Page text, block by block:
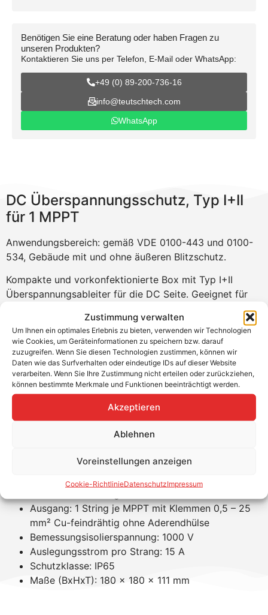
Zustimmung verwalten
Um Ihnen ein optimales Erlebnis zu bieten, verwenden wir Technologien
wie Cookies, um Geräteinformationen zu speichern bzw. darauf
zuzugreifen. Wenn Sie diesen Technologien zustimmen, können wir
Daten wie das Surfverhalten oder eindeutige IDs auf dieser Website
verarbeiten. Wenn Sie Ihre Zustimmung nicht erteilen oder zurückziehen,
können bestimmte Merkmale und Funktionen beeinträchtigt werden.
Akzeptieren
Ablehnen
Voreinstellungen anzeigen
Cookie-RichtlinieDatenschutzImpressum
Benötigen Sie eine Beratung oder haben Fragen zu
unseren Produkten?
Kontaktieren Sie uns per Telefon, E-Mail oder WhatsApp:
+49 (0) 89-200-736-16
info@teutschtech.com
WhatsApp
DC Überspannungsschutz, Typ I+II
für 1 MPPT
Anwendungsbereich: gemäß VDE 0100-443 und 0100-
534, Gebäude mit und ohne äußeren Blitzschutz.
Kompakte und vorkonfektionierte Box mit Typ I+II
Überspannungsableiter für die DC Seite. Geeignet für
WR mit bis zu 1 MPP bis 1000 V DC Spannung. Diese
Überspannungsbox hat je MPP Tracker 2 Klemmen mit
Federzugkontakten auf der Eingangs-und
Ausgangsseite. Hier werdenkeineAderendhülsen
benötigt. Dadurch ist die Kontaktfläche noch größer und
der Übergangswiderstand gering.
Wird vorübergehend in einem anderen Gehäuse
ausgeliefert!
Ableiterelement vom Typ I+II für 1 MPP Tracker
Eingang: 2 Strings je MPPT mit Klemmen 0,5 – 10
Ausgang: 1 String je MPPT mit Klemmen 0,5 – 25
mm² Cu-feindrähtig ohne Aderendhülse
Bemessungsisolierspannung: 1000 V
Auslegungsstrom pro Strang: 15 A
Schutzklasse: IP65
Maße (BxHxT): 180 x 180 x 111 mm